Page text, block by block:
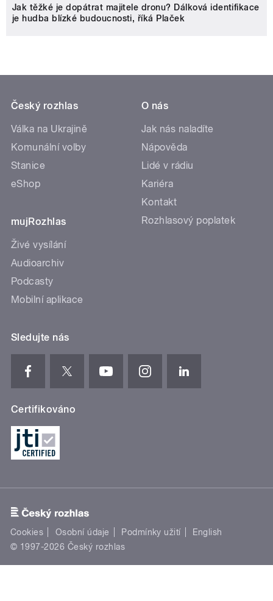
Jak těžké je dopátrat majitele dronu? Dálková identifikace
je hudba blízké budoucnosti, říká Plaček
Český rozhlas
Válka na Ukrajině
Komunální volby
Stanice
eShop
mujRozhlas
Živé vysílání
Audioarchiv
Podcasty
Mobilní aplikace
O nás
Jak nás naladíte
Nápověda
Lidé v rádiu
Kariéra
Kontakt
Rozhlasový poplatek
Sledujte nás
Certifikováno
Cookies Osobní údaje Podmínky užití
English
© 1997-2026 Český rozhlas